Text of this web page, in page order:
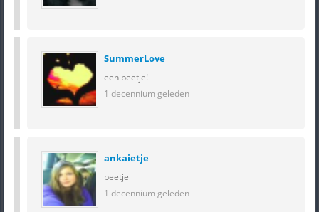
SummerLove
een beetje!
1 decennium geleden
ankaietje
beetje
1 decennium geleden